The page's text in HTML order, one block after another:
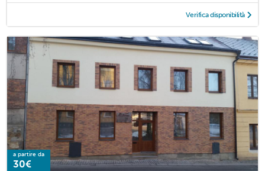
Verifica disponibilità
a partire da
30€